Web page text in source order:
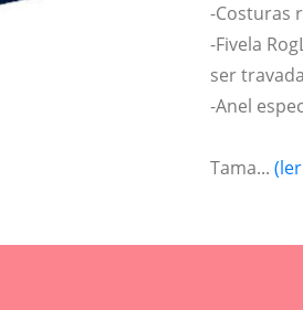
-Costuras
-Fivela
ser
-Anel
Tama...